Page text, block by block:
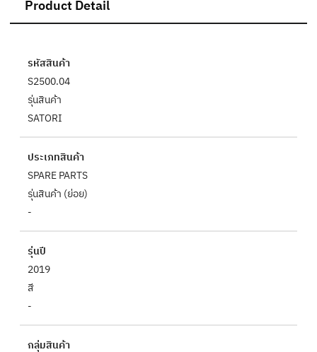
Product Detail
รหัสสินค้า
S2500.04
รุ่นสินค้า
SATORI
ประเภทสินค้า
SPARE PARTS
รุ่นสินค้า (ย่อย)
-
รุ่นปี
2019
สี
-
กลุ่มสินค้า